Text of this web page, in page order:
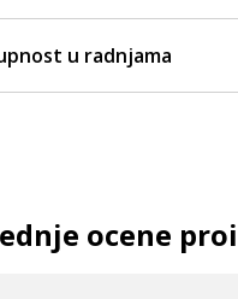
u radnjama
ocene